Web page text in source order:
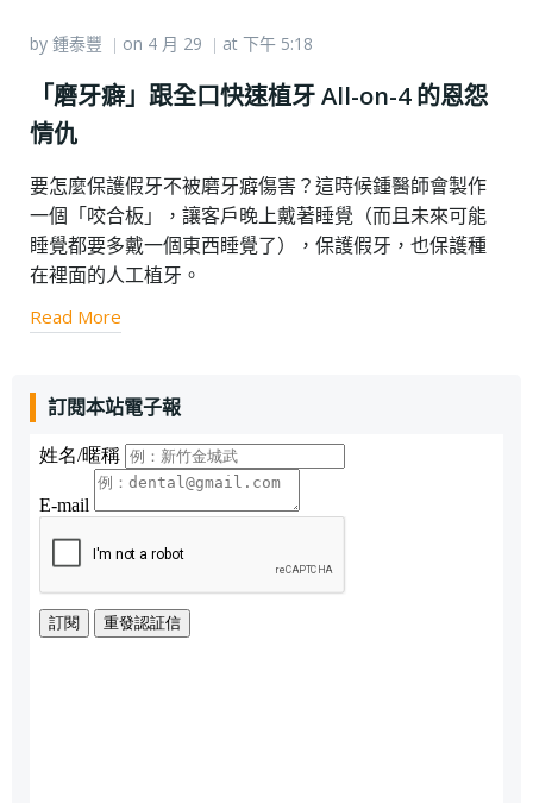
by 鍾泰豐 | on 4 月 29 | at 下午 5:18
「磨牙癖」跟全口快速植牙 All-on-4 的恩怨
情仇
要怎麼保護假牙不被磨牙癖傷害？這時候鍾醫師會製作
一個「咬合板」，讓客戶晚上戴著睡覺（而且未來可能
睡覺都要多戴一個東西睡覺了），保護假牙，也保護種
在裡面的人工植牙。
Read More
訂閱本站電子報